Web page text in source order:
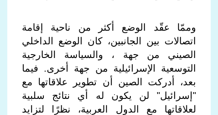
وممّا عقّد الوضع أكثر من ناحية إقامة
اتصالات بين الجانبين، كان الوضع الداخلي
الصيني من جهة ، والسياسة الخارجية
التوسعية الإسرائيلية من جهة أخرى. فيما
بعد، أدركت الصين أن تطوير علاقاتها مع
"إسرائيل" لن يكون له أي نتائج سلبية
لعلاقاتها مع الدول العربية، نظرًا لتزايد